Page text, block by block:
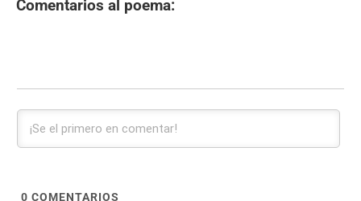
Comentarios al poema:
0 COMENTARIOS